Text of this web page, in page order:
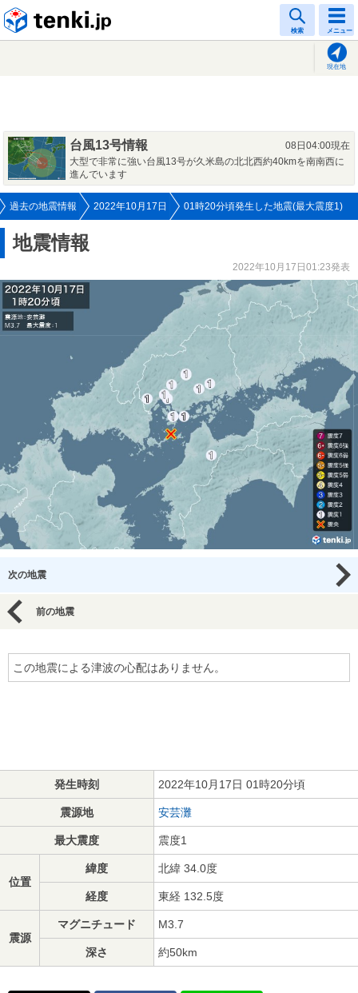
検索 メニュー
現在地
台風13号情報
08日04:00現在
大型で非常に強い台風13号が久米島の北北西約40kmを南南西に
進んでいます
過去の地震情報 2022年10月17日 01時20分頃発生した地震(最大震度1)
地震情報
2022年10月17日01:23発表
次の地震
前の地震
この地震による津波の心配はありません。
発生時刻 2022年10月17日 01時20分頃
震源地 安芸灘
最大震度 震度1
位置
緯度 北緯 34.0度
経度 東経 132.5度
震源
マグニチュード M3.7
深さ 約50km